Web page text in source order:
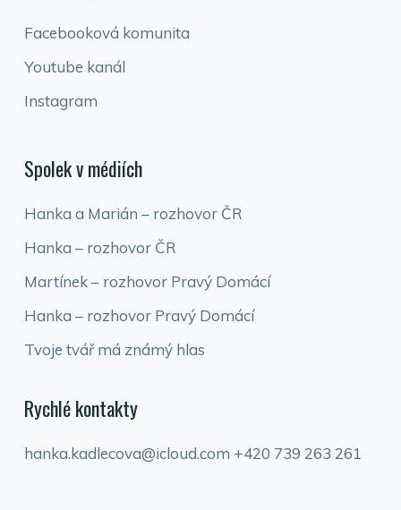
Facebooková komunita
Youtube kanál
Instagram
Spolek v médiích
Hanka a Marián – rozhovor ČR
Hanka – rozhovor ČR
Martínek – rozhovor Pravý Domácí
Hanka – rozhovor Pravý Domácí
Tvoje tvář má známý hlas
Rychlé kontakty
hanka.kadlecova@icloud.com +420 739 263 261